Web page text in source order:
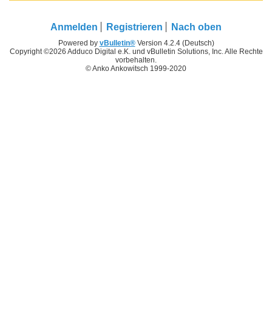
Anmelden Registrieren Nach oben
Powered by vBulletin®Version 4.2.4 (Deutsch)
Copyright ©2026 Adduco Digital e.K. und vBulletin Solutions, Inc. Alle Rechte
vorbehalten.
© Anko Ankowitsch 1999-2020